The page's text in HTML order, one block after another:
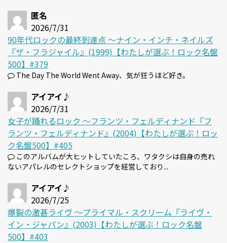
匿名
2026/7/31
90年代ロックの最終到達点 〜ナイン・インチ・ネイルズ
『ザ・フラジャイル』(1999)【わたしが選ぶ！ロック名盤
500】#379
The Day The World Went Away、気が狂うほど好き。
アイアイ♪
2026/7/31
女子が踊れるロック 〜フランツ・フェルディナンド『フ
ランツ・フェルディナンド』(2004)【わたしが選ぶ！ロッ
ク名盤500】#405
このアルバムが大ヒットしていたころ、ワタクシは自身の売れ
ないアパレルのセレクトショップを経営しており...
アイアイ♪
2026/7/25
爆裂の激甚ライヴ 〜プライマル・スクリーム『ライヴ・
イン・ジャパン』(2003)【わたしが選ぶ！ロック名盤
500】#403